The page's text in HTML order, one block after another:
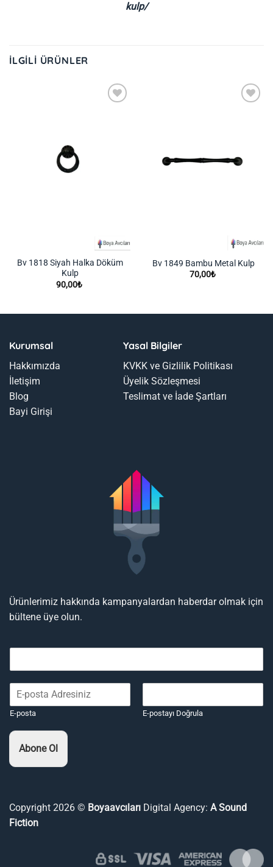
kulp/
İLGILI ÜRÜNLER
Bv 1818 Siyah Halka Döküm
Kulp
90,00₺
Bv 1849 Bambu Metal Kulp
70,00₺
Kurumsal
Hakkımızda
İletişim
Blog
Bayi Girişi
Yasal Bilgiler
KVKK ve Gizlilik Politikası
Üyelik Sözleşmesi
Teslimat ve İade Şartları
Ürünlerimiz hakkında kampanyalardan haberdar olmak için
bültene üye olun.
E-posta E-postayı Doğrula
Abone Ol
Copyright 2026 © Boyaavcıları Digital Agency: A Sound
Fiction